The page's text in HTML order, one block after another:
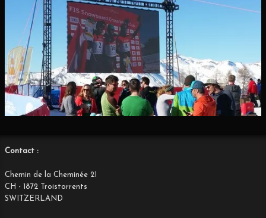
Contact :
Chemin de la Cheminée 21
CH - 1872 Troistorrents
SWITZERLAND